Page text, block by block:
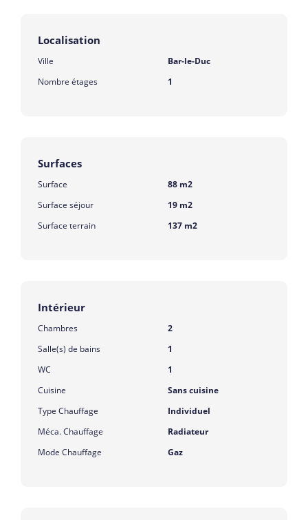
Localisation
Ville
Bar-le-Duc
Nombre étages
1
Surfaces
Surface
88 m2
Surface séjour
19 m2
Surface terrain
137 m2
Intérieur
Chambres
2
Salle(s) de bains
1
WC
1
Cuisine
Sans cuisine
Type Chauffage
Individuel
Méca. Chauffage
Radiateur
Mode Chauffage
Gaz